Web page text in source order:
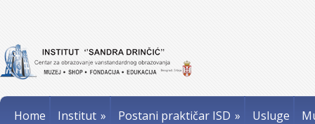
Home Institut » Postani praktičar ISD » Usluge